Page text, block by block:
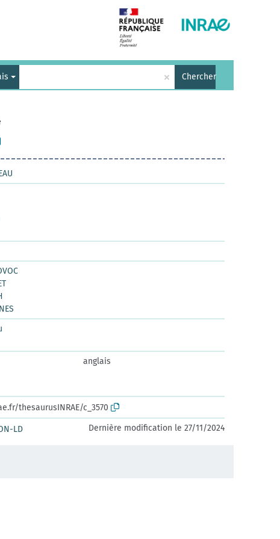
× Chercher
anglais
thesaurusINRAE/c_3570
LD Dernière modification le 27/11/2024